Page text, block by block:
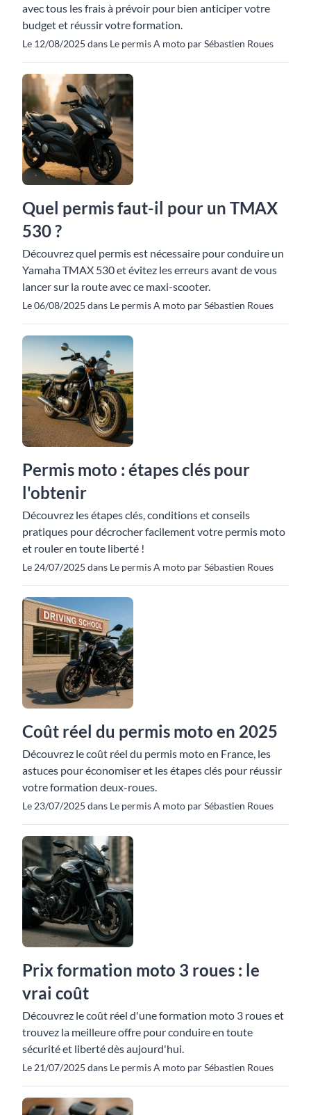
avec tous les frais à prévoir pour bien anticiper votre
budget et réussir votre formation.
Le 12/08/2025 dans Le permis A moto par Sébastien Roues
Quel permis faut-il pour un TMAX
530 ?
Découvrez quel permis est nécessaire pour conduire un
Yamaha TMAX 530 et évitez les erreurs avant de vous
lancer sur la route avec ce maxi-scooter.
Le 06/08/2025 dans Le permis A moto par Sébastien Roues
Permis moto : étapes clés pour
l'obtenir
Découvrez les étapes clés, conditions et conseils
pratiques pour décrocher facilement votre permis moto
et rouler en toute liberté !
Le 24/07/2025 dans Le permis A moto par Sébastien Roues
Coût réel du permis moto en 2025
Découvrez le coût réel du permis moto en France, les
astuces pour économiser et les étapes clés pour réussir
votre formation deux-roues.
Le 23/07/2025 dans Le permis A moto par Sébastien Roues
Prix formation moto 3 roues : le
vrai coût
Découvrez le coût réel d'une formation moto 3 roues et
trouvez la meilleure offre pour conduire en toute
sécurité et liberté dès aujourd'hui.
Le 21/07/2025 dans Le permis A moto par Sébastien Roues